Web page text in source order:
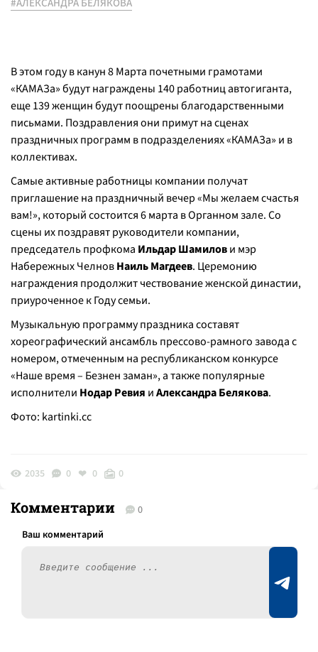
#АЛЕКСАНДРА БЕЛЯКОВА
В этом году в канун 8 Марта почетными грамотами
«КАМАЗа» будут награждены 140 работниц автогиганта,
еще 139 женщин будут поощрены благодарственными
письмами. Поздравления они примут на сценах
праздничных программ в подразделениях «КАМАЗа» и в
коллективах.
Самые активные работницы компании получат
приглашение на праздничный вечер «Мы желаем счастья
вам!», который состоится 6 марта в Органном зале. Со
сцены их поздравят руководители компании,
председатель профкома Ильдар Шамилови мэр
Набережных ЧелновНаиль Магдеев. Церемонию
награждения продолжит чествование женской династии,
приуроченное к Году семьи.
Музыкальную программу праздника составят
хореографический ансамбль прессово-рамного завода с
номером, отмеченным на республиканском конкурсе
«Наше время – Безнен заман», а также популярные
исполнители Нодар Ревия иАлександра Белякова.
Фото: kartinki.cc
2035 0 0 0
Комментарии 0